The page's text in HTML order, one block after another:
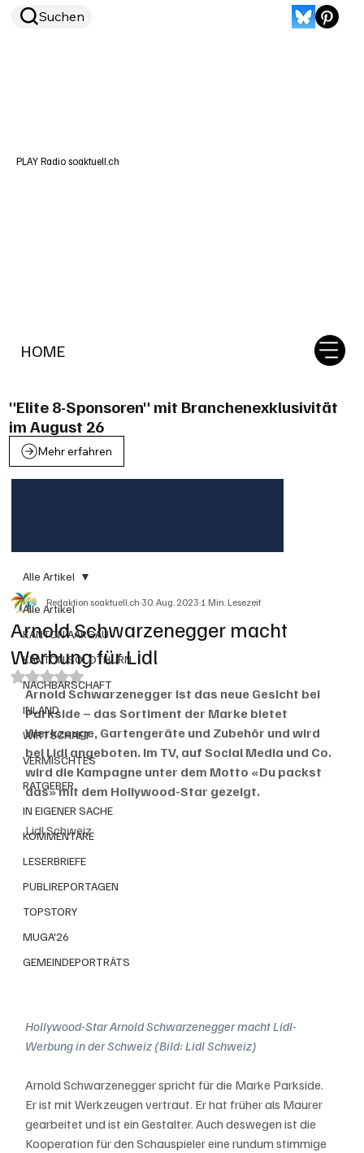
HOME
Suchen
PLAY Radio soaktuell.ch
"Elite 8-Sponsoren" mit Branchenexklusivität
im August 26
Mehr erfahren
Alle Artikel
KANTON AARGAU
KANTON SOLOTHURN
NACHBARSCHAFT
INLAND
WIRTSCHAFT
VERMISCHTES
RATGEBER
IN EIGENER SACHE
KOMMENTARE
LESERBRIEFE
PUBLIREPORTAGEN
TOPSTORY
MUGA'26
GEMEINDEPORTRÄTS
Alle Artikel
Arnold Schwarzenegger macht
Werbung für Lidl
Redaktion soaktuell.ch30. Aug. 20231 Min. Lesezeit
Mit NaN von 5 Sternen bewertet.
Arnold Schwarzenegger ist das neue Gesicht bei
Parkside – das Sortiment der Marke bietet
Werkzeuge, Gartengeräte und Zubehör und wird
bei Lidl angeboten. Im TV, auf Social Media und Co.
wird die Kampagne unter dem Motto «Du packst
das» mit dem Hollywood-Star gezeigt.
Lidl Schweiz
Hollywood-Star Arnold Schwarzenegger macht Lidl-
Werbung in der Schweiz (Bild: Lidl Schweiz)
Arnold Schwarzenegger spricht für die Marke Parkside.
Er ist mit Werkzeugen vertraut. Er hat früher als Maurer
gearbeitet und ist ein Gestalter. Auch deswegen ist die
Kooperation für den Schauspieler eine rundum stimmige